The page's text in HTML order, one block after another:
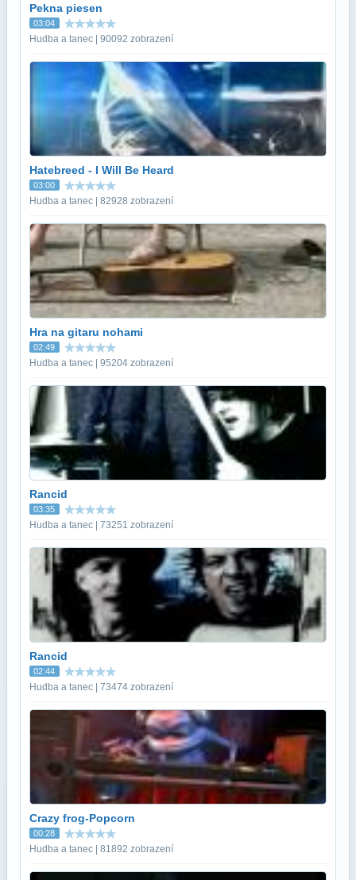
Pekna piesen
03:04
Hudba a tanec | 90092 zobrazení
Hatebreed - I Will Be Heard
03:00
Hudba a tanec | 82928 zobrazení
Hra na gitaru nohami
02:49
Hudba a tanec | 95204 zobrazení
Rancid
03:35
Hudba a tanec | 73251 zobrazení
Rancid
02:44
Hudba a tanec | 73474 zobrazení
Crazy frog-Popcorn
00:28
Hudba a tanec | 81892 zobrazení